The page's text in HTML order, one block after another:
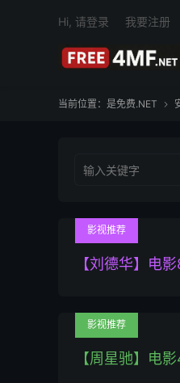
Hi, 请登录 我要注册
当前位置： 是免费.NET 
影视推荐
【刘德华】电
影视推荐
【周星驰】电